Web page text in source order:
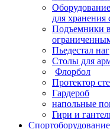
для хранения
Подъемники
Пьедестал
Столы для
Флорбол
Протектор
Гардероб
напольные
Гири и